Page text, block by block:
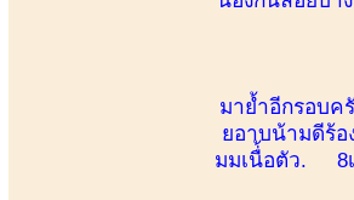
มาย้ำอีกรอบค
ยอาบน้ามดีร้อ
มมเนื่้อตัว. 8